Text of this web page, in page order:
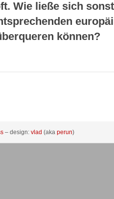
Wie ließe sich
können?
– design: vlad (aka perun)